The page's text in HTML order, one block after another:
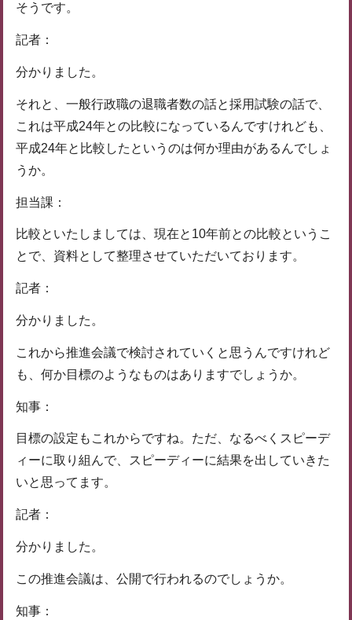
そうです。
記者：
分かりました。
それと、一般行政職の退職者数の話と採用試験の話で、
これは平成24年との比較になっているんですけれども、
平成24年と比較したというのは何か理由があるんでしょ
うか。
担当課：
比較といたしましては、現在と10年前との比較というこ
とで、資料として整理させていただいております。
記者：
分かりました。
これから推進会議で検討されていくと思うんですけれど
も、何か目標のようなものはありますでしょうか。
知事：
目標の設定もこれからですね。ただ、なるべくスピーデ
ィーに取り組んで、スピーディーに結果を出していきた
いと思ってます。
記者：
分かりました。
この推進会議は、公開で行われるのでしょうか。
知事：